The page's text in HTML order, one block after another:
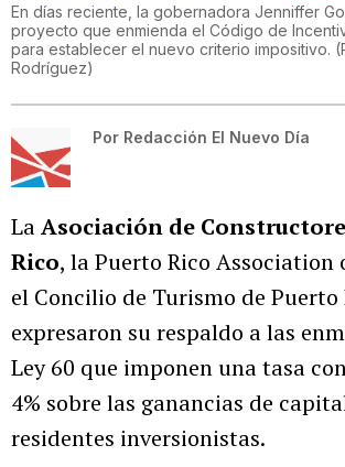
En días reciente, la gobernadora Jenniffer
proyecto que enmienda el Código de
para establecer el nuevo criterio impositivo. (
Rodríguez)
Por Redacción El Nuevo Día
LaAsociación de
Rico, la Puerto Rico Association
el Concilio de Turismo de Puerto
expresaron su respaldo a las
Ley 60 que imponen una tasa
4% sobre las ganancias de
residentes inversionistas.